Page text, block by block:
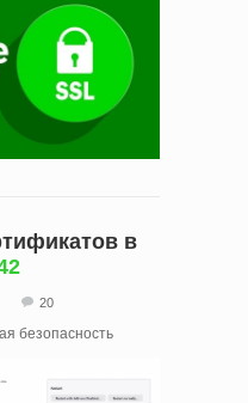
в
20
безопасность